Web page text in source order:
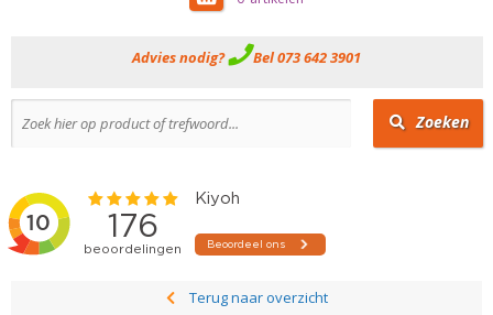
Advies nodig? Bel 073 642 3901
Zoeken
Terug naar overzicht